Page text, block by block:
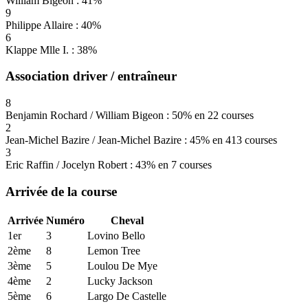
9
Philippe Allaire : 40%
6
Klappe Mlle I. : 38%
Association driver / entraîneur
8
Benjamin Rochard / William Bigeon : 50% en 22 courses
2
Jean-Michel Bazire / Jean-Michel Bazire : 45% en 413 courses
3
Eric Raffin / Jocelyn Robert : 43% en 7 courses
Arrivée de la course
Arrivée Numéro
Cheval
1er
3
Lovino Bello
2ème
8
Lemon Tree
3ème
5
Loulou De Mye
4ème
2
Lucky Jackson
5ème
6
Largo De Castelle